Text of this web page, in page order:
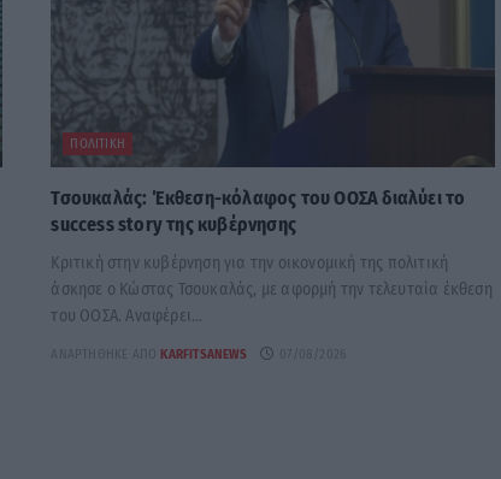
ΠΟΛΙΤΙΚΉ
Τσουκαλάς: Έκθεση-κόλαφος του ΟΟΣΑ διαλύει το
success story της κυβέρνησης
Κριτική στην κυβέρνηση για την οικονομική της πολιτική
άσκησε ο Κώστας Τσουκαλάς, με αφορμή την τελευταία έκθεση
του ΟΟΣΑ. Αναφέρει...
ΑΝΑΡΤΉΘΗΚΕ ΑΠΌ KARFITSANEWS 07/08/2026